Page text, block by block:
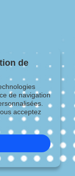
de
de navigation
acceptez